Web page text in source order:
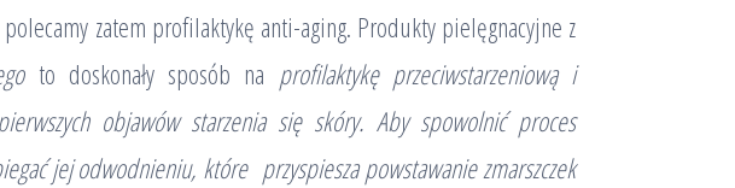
zatem profilaktykę anti-aging. Produkty pielęgnacyjne z
to doskonały sposób na profilaktykę przeciwstarzeniową i
objawów starzenia się skóry. Aby spowolnić proces
jej odwodnieniu, które przyspiesza powstawanie zmarszczek